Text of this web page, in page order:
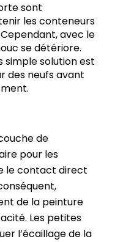
sont
les conteneurs
avec le
se détériore.
simple solution est
des neufs avant
de
pour les
le contact direct
de la peinture
Les petites
l’écaillage de la